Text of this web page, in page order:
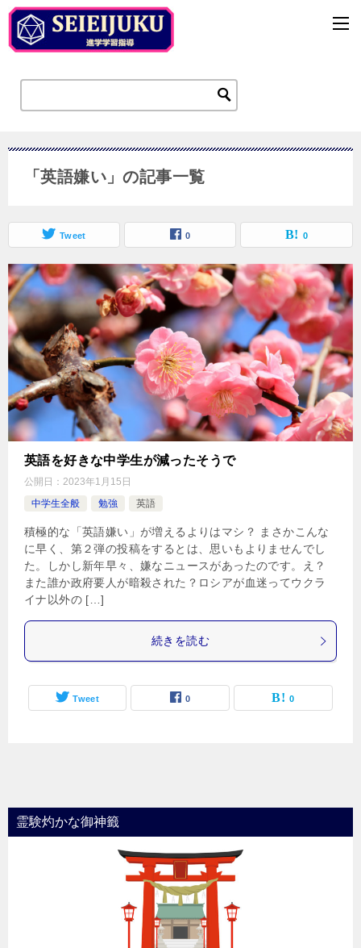
「英語嫌い」の記事一覧
Tweet 0 0
英語を好きな中学生が減ったそうで
公開日： 2023年1月15日
中学生全般
勉強 英語
積極的な「英語嫌い」が増えるよりはマシ？ まさかこんな
に早く、第２弾の投稿をするとは、思いもよりませんでし
た。しかし新年早々、嫌なニュースがあったのです。え？
また誰か政府要人が暗殺された？ロシアが血迷ってウクラ
イナ以外の […]
続きを読む
Tweet 0 0
霊験灼かな御神籤